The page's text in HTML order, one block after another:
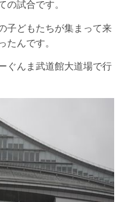
の試合です。
子どもたちが集まって来
たんです。
ぐんま武道館大道場で行